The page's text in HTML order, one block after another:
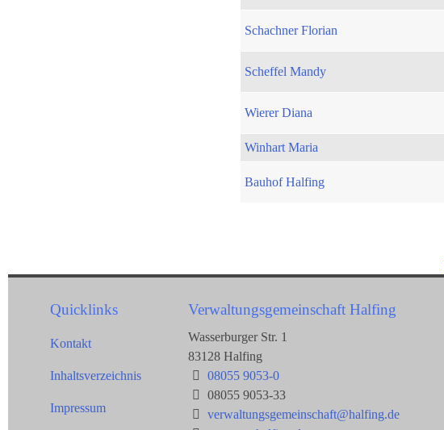
Schachner Florian
Scheffel Mandy
Wierer Diana
Winhart Maria
Bauhof Halfing
Quicklinks
Kontakt
Inhaltsverzeichnis
Impressum
Verwaltungsgemeinschaft Halfing
Wasserburger Str. 1
83128 Halfing
08055 9053-0
08055 9053-33
verwaltungsgemeinschaft@halfing.de